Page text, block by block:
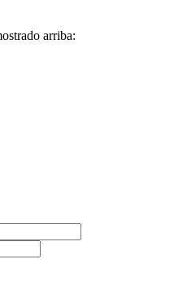
arriba: